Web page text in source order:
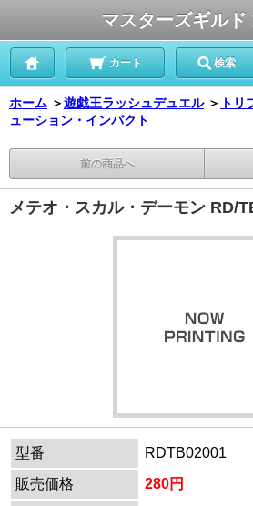
マスターズギルド
カート 検索
ホーム ＞遊戯王ラッシュデュエル ＞ トリ
ューション・インパクト
前の商品へ
メテオ・スカル・デーモン RD/
型番
RDTB02001
販売価格
280円